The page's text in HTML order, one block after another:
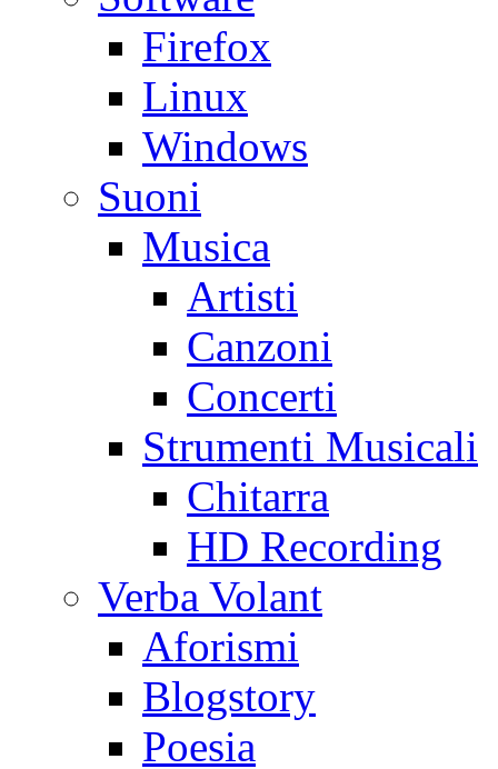
Firefox
Linux
Windows
Suoni
Musica
Artisti
Canzoni
Concerti
Strumenti Musicali
Chitarra
HD Recording
Verba Volant
Aforismi
Blogstory
Poesia